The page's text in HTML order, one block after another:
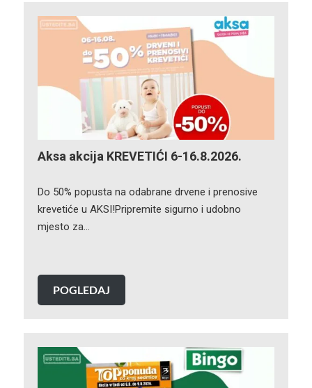
Aksa akcija KREVETIĆI 6-16.8.2026.
Do 50% popusta na odabrane drvene i prenosive
krevetiće u AKSI!Pripremite sigurno i udobno
mjesto za…
POGLEDAJ